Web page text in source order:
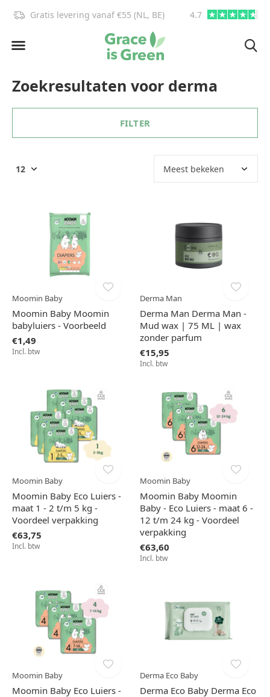
Gratis levering vanaf €55 (NL, BE) 4.7
Zoekresultaten voor derma
FILTER
Moomin Baby
Moomin Baby Moomin
babyluiers - Voorbeeld
€1,49
Incl. btw
Derma Man
Derma Man Derma Man -
Mud wax | 75 ML | wax
zonder parfum
€15,95
Incl. btw
Moomin Baby
Moomin Baby Eco Luiers -
maat 1 - 2 t/m 5 kg -
Voordeel verpakking
€63,75
Incl. btw
Moomin Baby
Moomin Baby Moomin
Baby - Eco Luiers - maat 6 -
12 t/m 24 kg - Voordeel
verpakking
€63,60
Incl. btw
Moomin Baby
Moomin Baby Eco Luiers -
Derma Eco Baby
Derma Eco Baby Derma Eco